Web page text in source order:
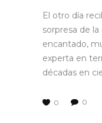
El otro día
sorpresa de
encantado,
experta en
décadas en
0 0